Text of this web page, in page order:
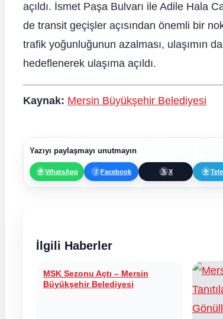
açıldı. İsmet Paşa Bulvarı ile Adile Hala
de transit geçişler açısından önemli bir
trafik yoğunluğunun azalması, ulaşımın
hedeflenerek ulaşıma açıldı.
Kaynak: Mersin Büyükşehir Belediyesi
Yazıyı paylaşmayı unutmayın
☘ WhatsApp f Facebook 𝕏 X ✈
İlgili Haberler
MSK Sezonu Açtı – Mersin
Büyükşehir Belediyesi